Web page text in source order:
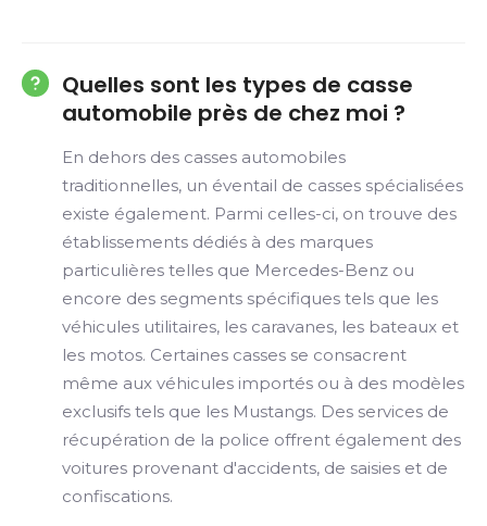
Quelles sont les types de casse
automobile près de chez moi ?
En dehors des casses automobiles
traditionnelles, un éventail de casses spécialisées
existe également. Parmi celles-ci, on trouve des
établissements dédiés à des marques
particulières telles que Mercedes-Benz ou
encore des segments spécifiques tels que les
véhicules utilitaires, les caravanes, les bateaux et
les motos. Certaines casses se consacrent
même aux véhicules importés ou à des modèles
exclusifs tels que les Mustangs. Des services de
récupération de la police offrent également des
voitures provenant d'accidents, de saisies et de
confiscations.